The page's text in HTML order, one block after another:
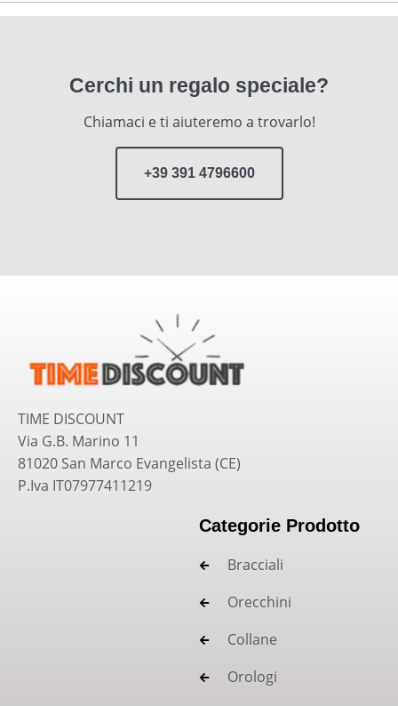
Cerchi un regalo speciale?
Chiamaci e ti aiuteremo a trovarlo!
+39 391 4796600
TIME DISCOUNT
Via G.B. Marino 11
81020 San Marco Evangelista (CE)
P.Iva IT07977411219
Categorie Prodotto
Bracciali
Orecchini
Collane
Orologi